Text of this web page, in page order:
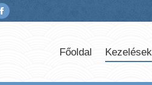
Facebook
new
Főoldal Kezelések